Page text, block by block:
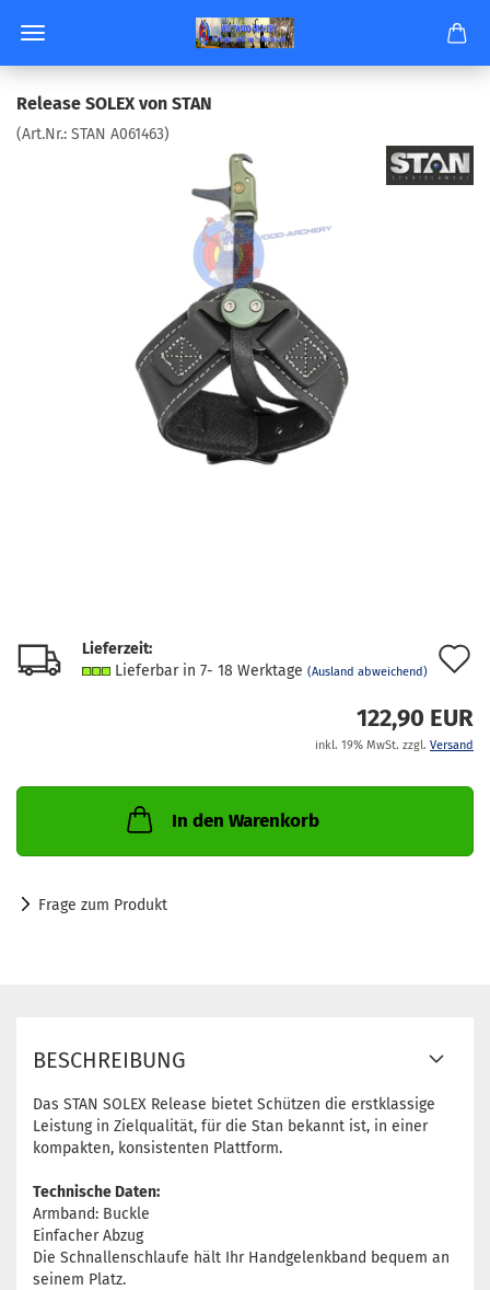
Re­lease SOLEX von STAN
(Art.Nr.: STAN A061463)
Lieferzeit:
Lieferbar in 7- 18 Werktage (Ausland abweichend)
122,90 EUR
inkl. 19% MwSt. zzgl. Versand
In den Warenkorb
Frage zum Produkt
BESCHREIBUNG
Das STAN SOLEX Release bietet Schützen die erstklassige
Leistung in Zielqualität, für die Stan bekannt ist, in einer
kompakten, konsistenten Plattform.
Technische Daten:
Armband: Buckle
Einfacher Abzug
Die Schnallenschlaufe hält Ihr Handgelenkband bequem an
seinem Platz.